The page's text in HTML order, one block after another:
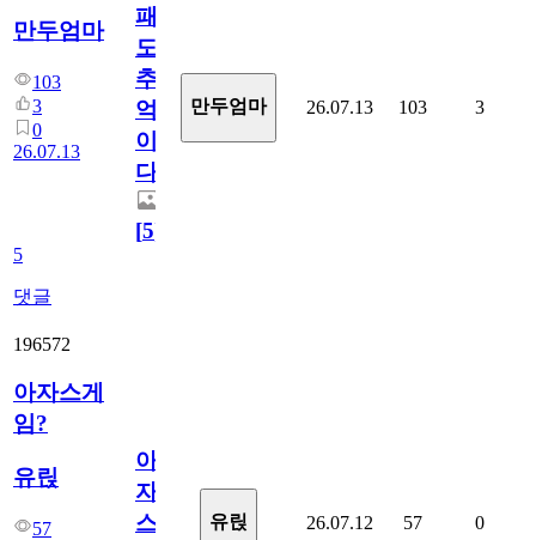
만두엄마
103
3
0
26.07.13
5
댓글
패
도
추
억
이
다.
[5]
만두엄마 26.07.13 103 3
196572
아자스게
임?
유릱
57
아
자
스
유릱 26.07.12 57 0